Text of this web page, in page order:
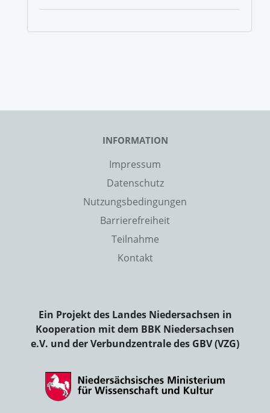
INFORMATION
Impressum
Datenschutz
Nutzungsbedingungen
Barrierefreiheit
Teilnahme
Kontakt
Ein Projekt des Landes Niedersachsen in
Kooperation mit dem BBK Niedersachsen
e.V. und der Verbundzentrale des GBV (VZG)